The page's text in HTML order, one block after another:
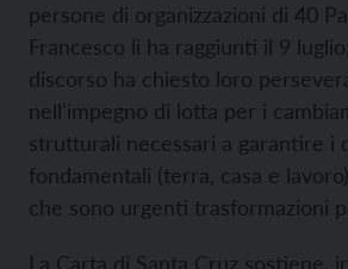
persone di organizzazioni di 40
Francesco li ha raggiunti il 9
discorso ha chiesto loro
nell'impegno di lotta per i
strutturali necessari a garantire i
fondamentali (terra, casa e
che sono urgenti trasformazioni
La Carta di Santa Cruz sostiene,